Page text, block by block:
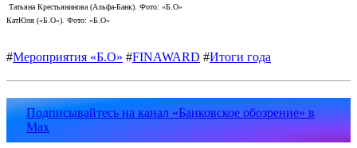
Татьяна Крестьянинова (Альфа-Банк). Фото: «Б.О»
КатЮля («Б.О»). Фото: «Б.О»
#Мероприятия «Б.О» #FINAWARD #Итоги года
Подписывайтесь на канал «Банковское обозрение» в
Max